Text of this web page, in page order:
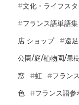
文化・ライフス
フランス語単語集
店 ショップ
遠足
公園/庭/植物園/果
窓
虹 フラン
色
フランス語参